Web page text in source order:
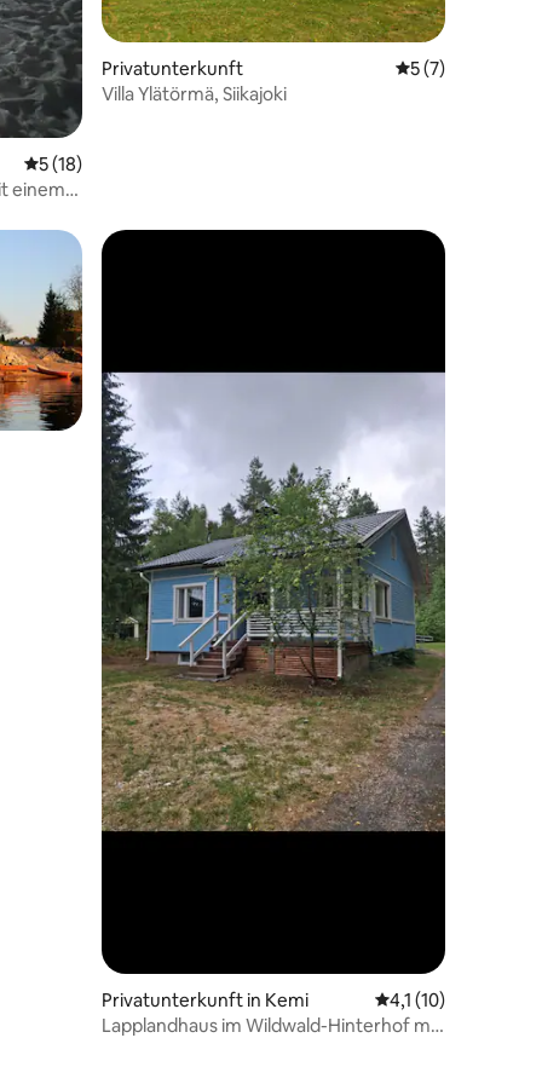
Durchschnittliche Bewertung: 5 von 5, 18 Bewertungen
5 (18)
einem
Privatunterkunft
5 (7)
Villa Ylätörmä, Siikajoki
Bewertungen
Privatunterkunft in Kemi Durchschnittliche
4,1 (10)
Lapplandhaus im Wildwald-Hinterhof mit